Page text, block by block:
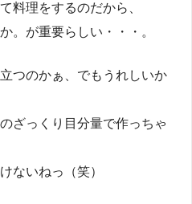
料理をするのだから、
。が重要らしい・・・。
つのかぁ、でもうれしいか
ざっくり目分量で作っちゃ
ないねっ（笑）